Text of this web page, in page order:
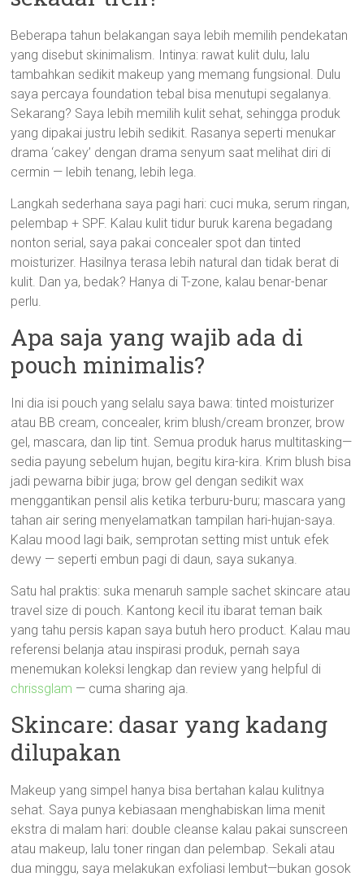
Beberapa tahun belakangan saya lebih memilih pendekatan
yang disebut skinimalism. Intinya: rawat kulit dulu, lalu
tambahkan sedikit makeup yang memang fungsional. Dulu
saya percaya foundation tebal bisa menutupi segalanya.
Sekarang? Saya lebih memilih kulit sehat, sehingga produk
yang dipakai justru lebih sedikit. Rasanya seperti menukar
drama ‘cakey’ dengan drama senyum saat melihat diri di
cermin — lebih tenang, lebih lega.
Langkah sederhana saya pagi hari: cuci muka, serum ringan,
pelembap + SPF. Kalau kulit tidur buruk karena begadang
nonton serial, saya pakai concealer spot dan tinted
moisturizer. Hasilnya terasa lebih natural dan tidak berat di
kulit. Dan ya, bedak? Hanya di T-zone, kalau benar-benar
perlu.
Apa saja yang wajib ada di
pouch minimalis?
Ini dia isi pouch yang selalu saya bawa: tinted moisturizer
atau BB cream, concealer, krim blush/cream bronzer, brow
gel, mascara, dan lip tint. Semua produk harus multitasking—
sedia payung sebelum hujan, begitu kira-kira. Krim blush bisa
jadi pewarna bibir juga; brow gel dengan sedikit wax
menggantikan pensil alis ketika terburu-buru; mascara yang
tahan air sering menyelamatkan tampilan hari-hujan-saya.
Kalau mood lagi baik, semprotan setting mist untuk efek
dewy — seperti embun pagi di daun, saya sukanya.
Satu hal praktis: suka menaruh sample sachet skincare atau
travel size di pouch. Kantong kecil itu ibarat teman baik
yang tahu persis kapan saya butuh hero product. Kalau mau
referensi belanja atau inspirasi produk, pernah saya
menemukan koleksi lengkap dan review yang helpful di
chrissglam — cuma sharing aja.
Skincare: dasar yang kadang
dilupakan
Makeup yang simpel hanya bisa bertahan kalau kulitnya
sehat. Saya punya kebiasaan menghabiskan lima menit
ekstra di malam hari: double cleanse kalau pakai sunscreen
atau makeup, lalu toner ringan dan pelembap. Sekali atau
dua minggu, saya melakukan exfoliasi lembut—bukan gosok